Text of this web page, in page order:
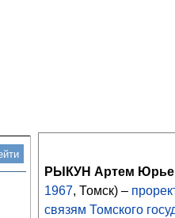
РЫКУН Артем
1967, Томск) –
связям Томского